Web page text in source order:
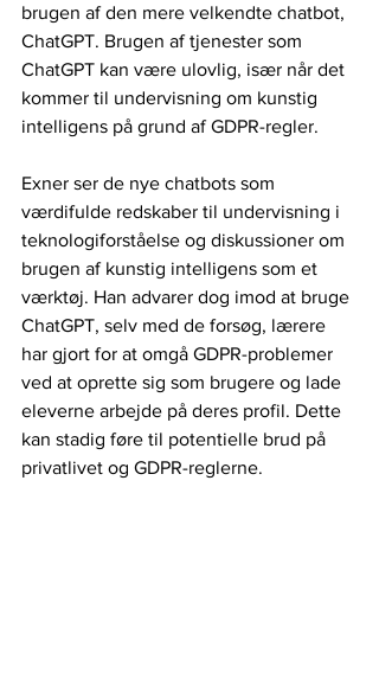
brugen af den mere velkendte chatbot,
ChatGPT. Brugen af tjenester som
ChatGPT kan være ulovlig, især når det
kommer til undervisning om kunstig
intelligens på grund af GDPR-regler.
Exner ser de nye chatbots som
værdifulde redskaber til undervisning i
teknologiforståelse og diskussioner om
brugen af kunstig intelligens som et
værktøj. Han advarer dog imod at bruge
ChatGPT, selv med de forsøg, lærere
har gjort for at omgå GDPR-problemer
ved at oprette sig som brugere og lade
eleverne arbejde på deres profil. Dette
kan stadig føre til potentielle brud på
privatlivet og GDPR-reglerne.